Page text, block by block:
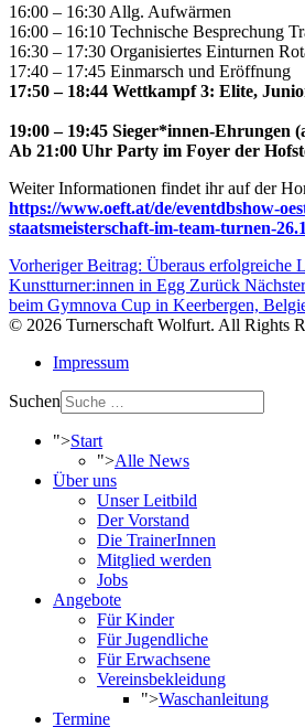
16:00 – 16:30 Allg. Aufwärmen
16:00 – 16:10 Technische Besprechung
16:30 – 17:30 Organisiertes Einturnen
17:40 – 17:45 Einmarsch und Eröffnung
17:50 – 18:44 Wettkampf 3: Elite,
19:00 – 19:45 Sieger*innen-Ehrungen
Ab 21:00 Uhr Party im Foyer der
Weiter Informationen findet ihr auf der
https://www.oeft.at/de/eventdbshow-
staatsmeisterschaft-im-team-turnen-
Vorheriger Beitrag: Überaus erfolgreiche
Kunstturner:innen in Egg Zurück
beim Gymnova Cup in Keerbergen,
© 2026 Turnerschaft Wolfurt. All Rights
Impressum
Suchen
">Start
">Alle News
Über uns
Unser Leitbild
Der Vorstand
Die TrainerInnen
Mitglied werden
Jobs
Angebote
Für Kinder
Für Jugendliche
Für Erwachsene
Vereinsbekleidung
">Waschanleitung
Termine